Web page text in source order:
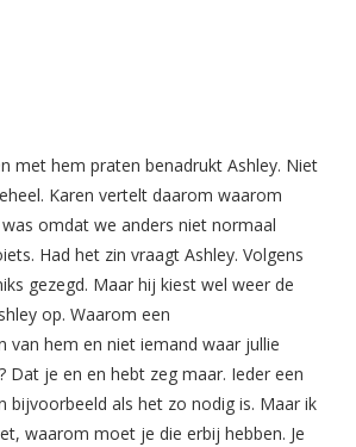
met hem praten benadrukt Ashley. Niet
Karen vertelt daarom waarom
omdat we anders niet normaal
Had het zin vraagt Ashley. Volgens
gezegd. Maar hij kiest wel weer de
op. Waarom een
van hem en niet iemand waar jullie
Dat je en en hebt zeg maar. Ieder een
bijvoorbeeld als het zo nodig is. Maar ik
waarom moet je die erbij hebben. Je